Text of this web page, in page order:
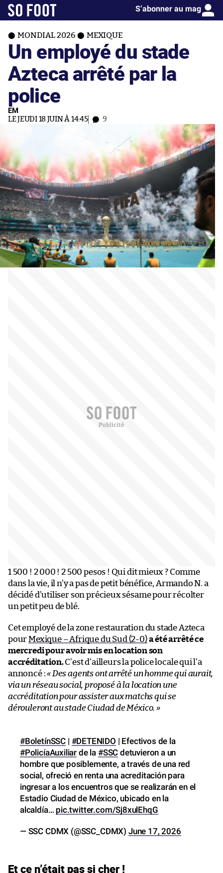
S’abonner au mag
MONDIAL 2026 MEXIQUE
Un employé du stade
Azteca arrêté par la
police
EM
LE JEUDI 18 JUIN À 14:45 9
1 500 ! 2 000 ! 2 500 pesos ! Qui dit mieux ? Comme
dans la vie, il n’y a pas de petit bénéfice, Armando N. a
décidé d’utiliser son précieux sésame pour récolter
un petit peu de blé.
Cet employé de la zone restauration du stade Azteca
pourMexique – Afrique du Sud (2-0)a été arrêté ce
mercredi pour avoir mis en location son
accréditation.C’est d’ailleurs la police locale qui l’a
annoncé :« Des agents ont arrêté un homme qui aurait,
via un réseau social, proposé à la location une
accréditation pour assister aux matchs qui se
dérouleront au stade Ciudad de México. »
#BoletínSSC | #DETENIDO | Efectivos de la
#PolicíaAuxiliar de la #SSC detuvieron a un
hombre que posiblemente, a través de una red
social, ofreció en renta una acreditación para
ingresar a los encuentros que se realizarán en el
Estadio Ciudad de México, ubicado en la
alcaldía… pic.twitter.com/Sj8xulEhqG
— SSC CDMX (@SSC_CDMX) June 17, 2026
Et ce n’était pas si cher !